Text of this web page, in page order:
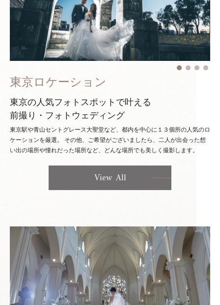
東京ロケーション
東京の人気フォトスポットで叶える
前撮り・フォトウェディング
東京駅や青山セントグレース大聖堂など、都内を中心に１３個所の人気のロ
ケーションを厳選。 その他、ご希望がございましたら、二人が出会った想
い出の場所や憧れだった場所など、どんな場所でも美しく撮影します。
View All